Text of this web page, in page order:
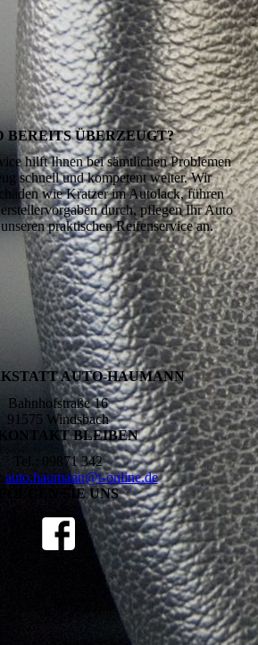
BEREITS ÜBERZEUGT?
hilft Ihnen bei sämtlichen Problemen
schnell und kompetent weiter. Wir
wie Kratzer im Autolack, führen
durch, pflegen Ihr Auto
praktischen Reifenservice an.
AUTO-HAUMANN
Bahnhofstraße 16
91575 Windsbach
KONTAKT BLEIBEN
Tel.: 09871 342
auto.haumann@t-online.de
FOLGEN SIE UNS